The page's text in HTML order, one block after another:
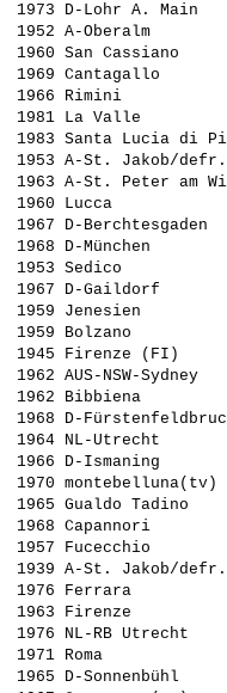
1973 D-Lohr A.
1952 A-Oberalm
1960 San Cassiano
1969 Cantagallo
1966 Rimini
1981 La Valle
1983 Santa Lucia di
1953 A-St. Jakob/
1963 A-St. Peter am
1960 Lucca
1967 D-
1968 D-München
1953 Sedico
1967 D-Gaildorf
1959 Jenesien
1959 Bolzano
1945 Firenze (FI)
1962 AUS-NSW-
1962 Bibbiena
1968 D-
1964 NL-Utrecht
1966 D-Ismaning
1970
1965 Gualdo
1968 Capannori
1957 Fucecchio
1939 A-St. Jakob/
1976 Ferrara
1963 Firenze
1976 NL-RB
1971 Roma
1965 D-Sonnenbühl